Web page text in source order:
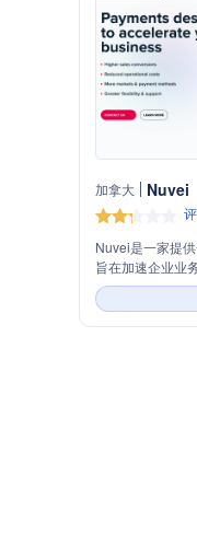
加拿大 Nuvei
Nuvei是一家提
旨在加速企业业
道支付解决方案
付接受、银行间
还提供授权优化